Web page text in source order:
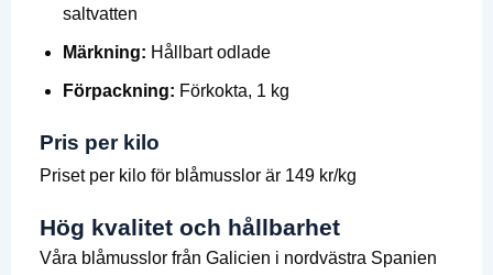
saltvatten
Märkning: Hållbart odlade
Förpackning: Förkokta, 1 kg
Pris per kilo
Priset per kilo för blåmusslor är 149 kr/kg
Hög kvalitet och hållbarhet
Våra blåmusslor från Galicien i nordvästra Spanien